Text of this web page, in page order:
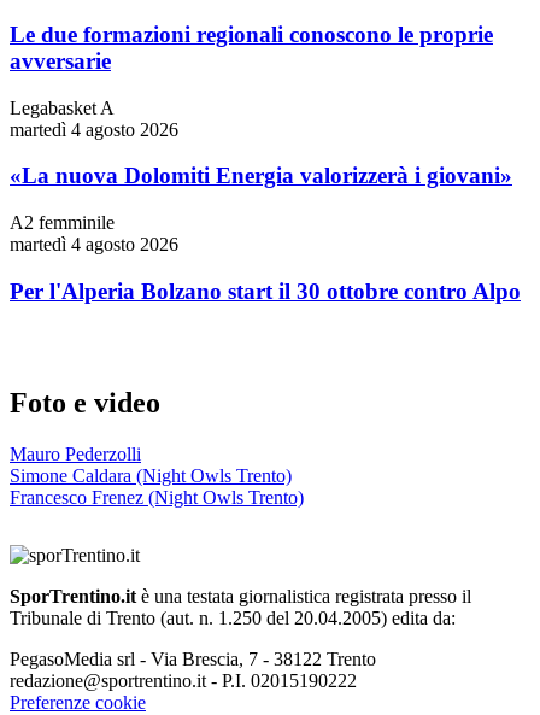
Le due formazioni regionali conoscono le proprie
avversarie
Legabasket A
martedì 4 agosto 2026
«La nuova Dolomiti Energia valorizzerà i giovani»
A2 femminile
martedì 4 agosto 2026
Per l'Alperia Bolzano start il 30 ottobre contro Alpo
Foto e video
Mauro Pederzolli
Simone Caldara (Night Owls Trento)
Francesco Frenez (Night Owls Trento)
SporTrentino.it è una testata giornalistica registrata presso il
Tribunale di Trento (aut. n. 1.250 del 20.04.2005) edita da:
PegasoMedia srl - Via Brescia, 7 - 38122 Trento
redazione@sportrentino.it - P.I. 02015190222
Preferenze cookie